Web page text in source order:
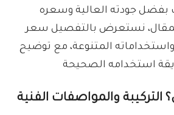
بفضل جودته العالية وسعره
نستعرض بالتفصيل سعر
المتنوعة، مع توضيح
استخدامه الصحيحة
التركيبة والمواصفات الفنية